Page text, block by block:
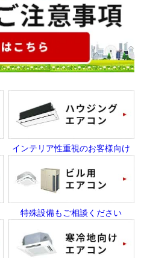
インテリア性重視のお客様向け
特殊設備もご相談ください